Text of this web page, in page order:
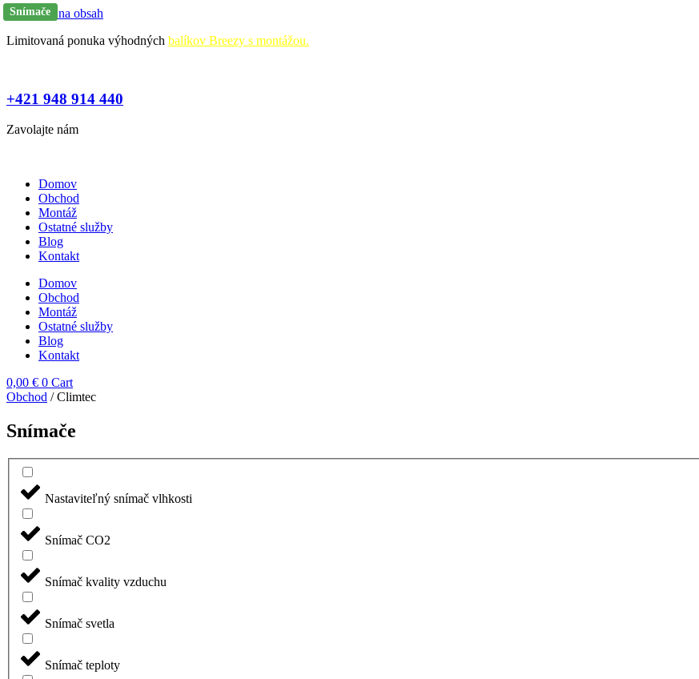
Preskočiť na obsah
Limitovaná ponuka výhodných balíkov Breezy s montážou.
+421 948 914 440
Zavolajte nám
Domov
Obchod
Montáž
Ostatné služby
Blog
Kontakt
Domov
Obchod
Montáž
Ostatné služby
Blog
Kontakt
0,00 € 0 Cart
Obchod / Climtec
Snímače
Nastaviteľný snímač vlhkosti
Snímač CO2
Snímač kvality vzduchu
Snímač svetla
Snímač teploty
Snímače